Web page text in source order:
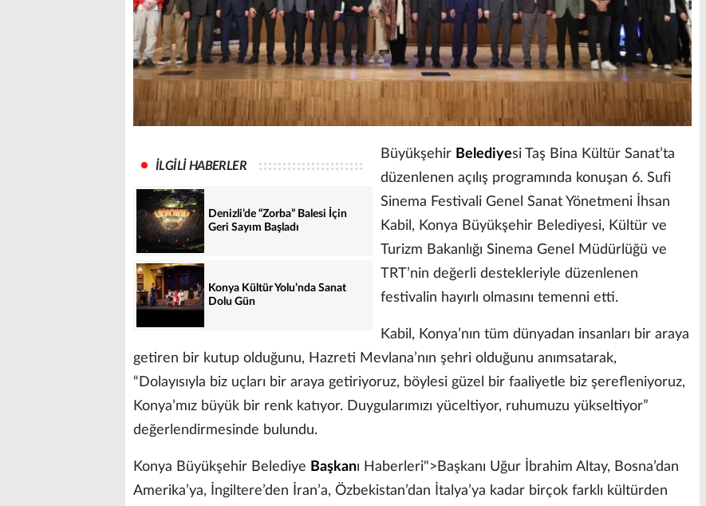
İLGİLİ HABERLER
Denizli’de “Zorba” Balesi İçin
Geri Sayım Başladı
Konya Kültür Yolu’nda Sanat
Dolu Gün
Büyükşehir Belediyesi Taş Bina Kültür Sanat’ta
düzenlenen açılış programında konuşan 6. Sufi
Sinema Festivali Genel Sanat Yönetmeni İhsan
Kabil, Konya Büyükşehir Belediyesi, Kültür ve
Turizm Bakanlığı Sinema Genel Müdürlüğü ve
TRT’nin değerli destekleriyle düzenlenen
festivalin hayırlı olmasını temenni etti.
Kabil, Konya’nın tüm dünyadan insanları bir araya
getiren bir kutup olduğunu, Hazreti Mevlana’nın şehri olduğunu anımsatarak,
“Dolayısıyla biz uçları bir araya getiriyoruz, böylesi güzel bir faaliyetle biz şerefleniyoruz,
Konya’mız büyük bir renk katıyor. Duygularımızı yüceltiyor, ruhumuzu yükseltiyor”
değerlendirmesinde bulundu.
Konya Büyükşehir Belediye Başkanı Haberleri">Başkanı Uğur İbrahim Altay, Bosna’dan
Amerika’ya, İngiltere’den İran’a, Özbekistan’dan İtalya’ya kadar birçok farklı kültürden